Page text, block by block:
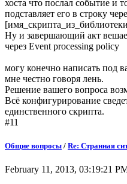
хоста что послал событие и
подставляет его в строку
Ну и завершающий акт
через Event processing policy
могу конечно написать под
мне честно говоря лень.
Решение вашего вопроса
Всё конфигурирование
единственного скрипта.
#11
Общие вопросы / Re: Странная
February 11, 2013, 03:19:21